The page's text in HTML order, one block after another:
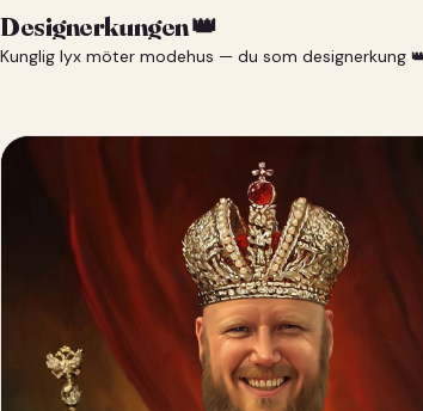
Designerkungen 👑
Kunglig lyx möter modehus — du som designerkung